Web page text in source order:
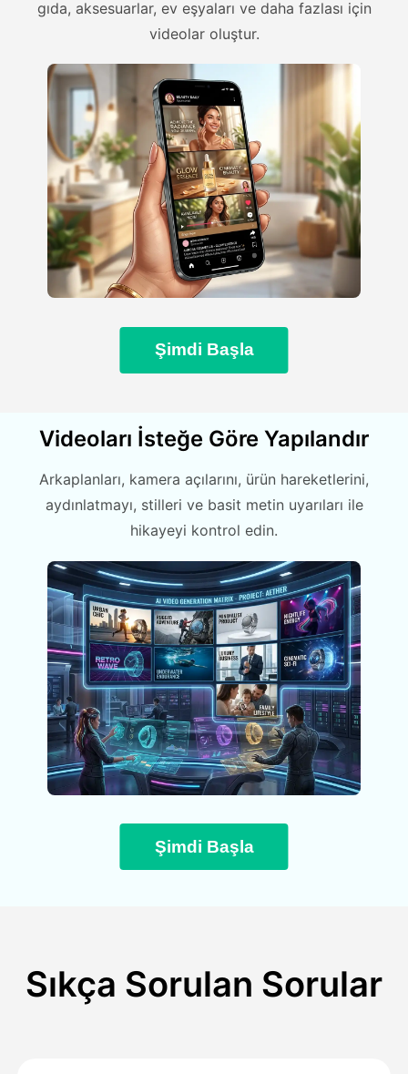
gıda, aksesuarlar, ev eşyaları ve daha fazlası için
videolar oluştur.
Şimdi Başla
Videoları İsteğe Göre Yapılandır
Arkaplanları, kamera açılarını, ürün hareketlerini,
aydınlatmayı, stilleri ve basit metin uyarıları ile
hikayeyi kontrol edin.
Şimdi Başla
Sıkça Sorulan Sorular